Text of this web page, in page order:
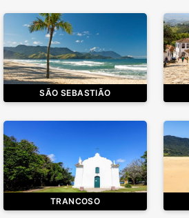
SÃO SEBASTIÃO
TRANCOSO